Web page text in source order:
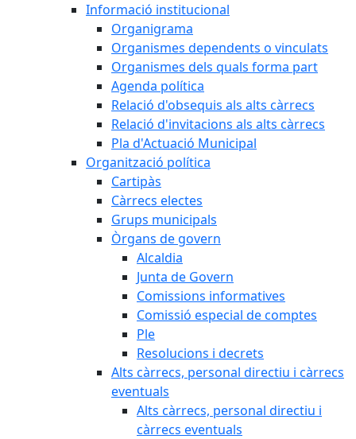
Informació institucional
Organigrama
Organismes dependents o vinculats
Organismes dels quals forma part
Agenda política
Relació d'obsequis als alts càrrecs
Relació d'invitacions als alts càrrecs
Pla d'Actuació Municipal
Organització política
Cartipàs
Càrrecs electes
Grups municipals
Òrgans de govern
Alcaldia
Junta de Govern
Comissions informatives
Comissió especial de comptes
Ple
Resolucions i decrets
Alts càrrecs, personal directiu i càrrecs
eventuals
Alts càrrecs, personal directiu i
càrrecs eventuals